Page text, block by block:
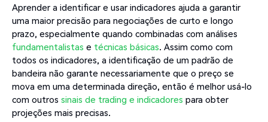
Aprender a identificar e usar indicadores ajuda a garantir
uma maior precisão para negociações de curto e longo
prazo, especialmente quando combinadas com análises
fundamentalistas e técnicas básicas. Assim como com
todos os indicadores, a identificação de um padrão de
bandeira não garante necessariamente que o preço se
mova em uma determinada direção, então é melhor usá-lo
com outros sinais de trading e indicadores para obter
projeções mais precisas.